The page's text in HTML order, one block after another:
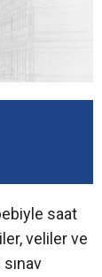
saat
veliler ve